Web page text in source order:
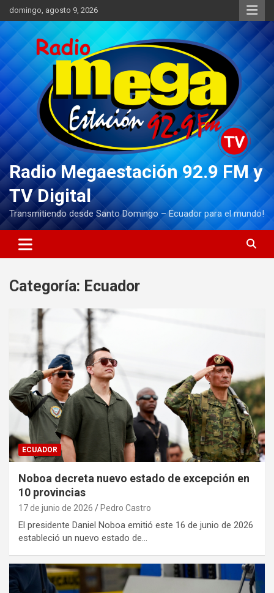
Saltar
al
contenido
domingo, agosto 9, 2026
Radio Megaestación 92.9 FM y
TV Digital
Transmitiendo desde Santo Domingo – Ecuador para el mundo!
Categoría: Ecuador
ECUADOR
Noboa decreta nuevo estado de excepción en
10 provincias
17 de junio de 2026 Pedro Castro
El presidente Daniel Noboa emitió este 16 de junio de 2026
estableció un nuevo estado de…